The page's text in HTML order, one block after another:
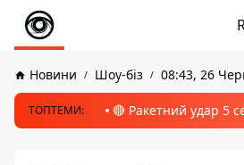
Новини Шоу-біз 08:43, 26
ТОПТЕМИ: 🔴 Ракетний удар 5